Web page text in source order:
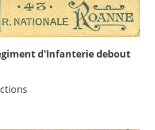
d'Infanterie debout